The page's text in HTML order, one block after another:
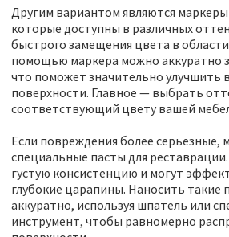
Другим вариантом являются
которые доступны в различных
быстрого замещения цвета в
помощью маркера можно аккуратно
что поможет значительно улучшить
поверхности. Главное — выбрать
соответствующий цвету вашей
Если повреждения более серьезные,
специальные пасты для
густую консистенцию и могут
глубокие царапины. Наносить такие
аккуратно, используя шпатель или
инструмент, чтобы равномерно